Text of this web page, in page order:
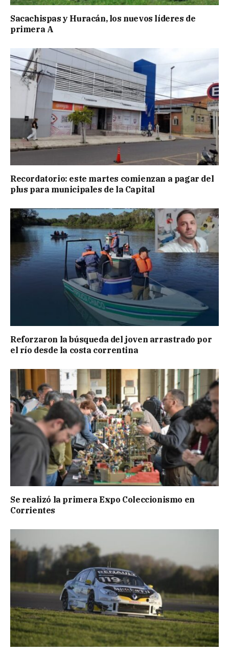
Sacachispas y Huracán, los nuevos líderes de
primera A
Recordatorio: este martes comienzan a pagar del
plus para municipales de la Capital
Reforzaron la búsqueda del joven arrastrado por
el río desde la costa correntina
Se realizó la primera Expo Coleccionismo en
Corrientes